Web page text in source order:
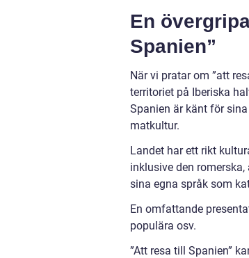
En
Spanien”
När vi pratar om ”att
territoriet på Iberiska
Spanien är känt för
matkultur.
Landet har ett rikt
inklusive den
sina egna språk som
En omfattande
populära osv.
”Att resa till Spanien”